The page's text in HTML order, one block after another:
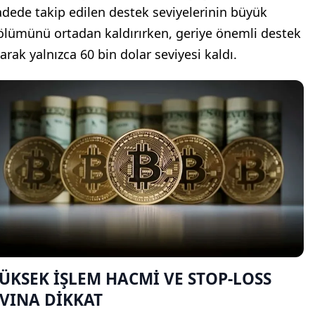
takip edilen destek seviyelerinin büyük
ortadan kaldırırken, geriye önemli destek
yalnızca 60 bin dolar seviyesi kaldı.
İŞLEM HACMİ VE STOP-LOSS
DİKKAT